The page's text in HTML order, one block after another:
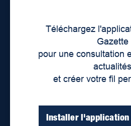
Téléchargez
Gazette
pour une consultation
actualités
et créer votre fil
Installer l'application
Lieux de distribution